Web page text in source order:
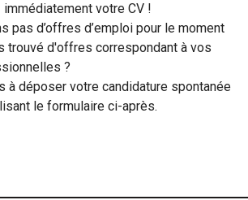
votre CV !
pas d’offres d’emploi pour le moment
trouvé d'offres correspondant à vos
?
à déposer votre candidature spontanée
le formulaire ci-après.